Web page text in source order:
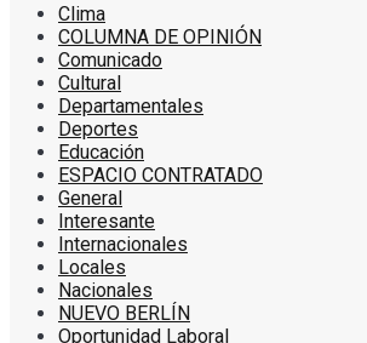
Clima
COLUMNA DE OPINIÓN
Comunicado
Cultural
Departamentales
Deportes
Educación
ESPACIO CONTRATADO
General
Interesante
Internacionales
Locales
Nacionales
NUEVO BERLÍN
Oportunidad Laboral